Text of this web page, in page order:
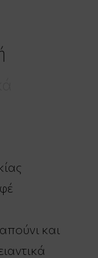
και